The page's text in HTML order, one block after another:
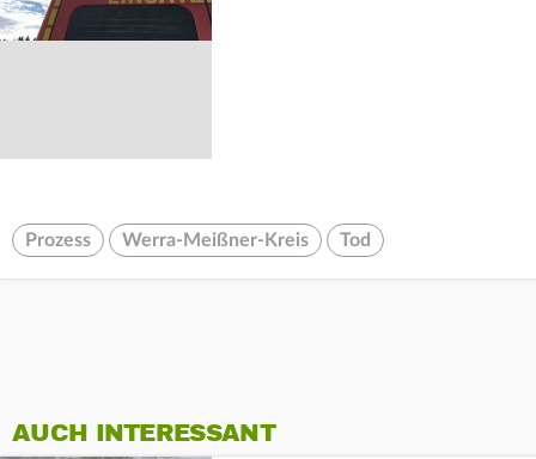
Prozess Werra-Meißner-Kreis Tod
AUCH INTERESSANT